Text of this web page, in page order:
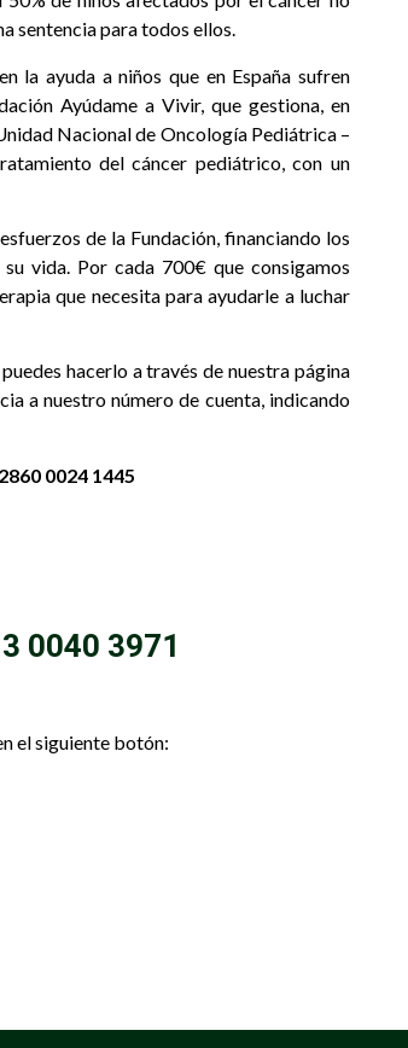
sentencia para todos ellos.
la ayuda a niños que en España sufren
Ayúdame a Vivir, que gestiona, en
Nacional de Oncología Pediátrica –
del cáncer pediátrico, con un
de la Fundación, financiando los
vida. Por cada 700€ que consigamos
que necesita para ayudarle a luchar
hacerlo a través de nuestra página
a nuestro número de cuenta, indicando
0024 1445
0040 3971
el siguiente botón: